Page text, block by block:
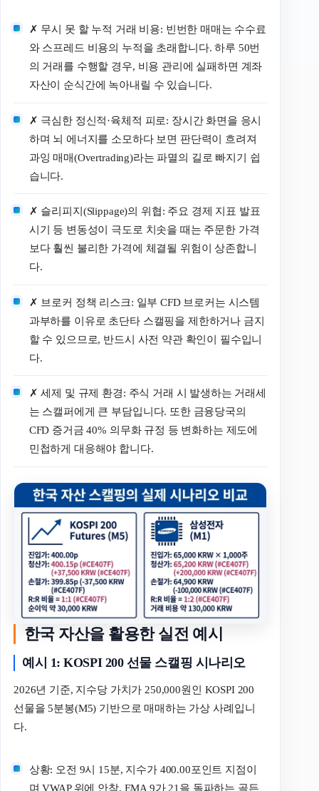
✗ 무시 못 할 누적 거래 비용: 빈번한 매매는 수수료
와 스프레드 비용의 누적을 초래합니다. 하루 50번
의 거래를 수행할 경우, 비용 관리에 실패하면 계좌
자산이 순식간에 녹아내릴 수 있습니다.
✗ 극심한 정신적·육체적 피로: 장시간 화면을 응시
하며 뇌 에너지를 소모하다 보면 판단력이 흐려져
과잉 매매(Overtrading)라는 파멸의 길로 빠지기 쉽
습니다.
✗ 슬리피지(Slippage)의 위협: 주요 경제 지표 발표
시기 등 변동성이 극도로 치솟을 때는 주문한 가격
보다 훨씬 불리한 가격에 체결될 위험이 상존합니
다.
✗ 브로커 정책 리스크: 일부 CFD 브로커는 시스템
과부하를 이유로 초단타 스캘핑을 제한하거나 금지
할 수 있으므로, 반드시 사전 약관 확인이 필수입니
다.
✗ 세제 및 규제 환경: 주식 거래 시 발생하는 거래세
는 스캘퍼에게 큰 부담입니다. 또한 금융당국의
CFD 증거금 40% 의무화 규정 등 변화하는 제도에
민첩하게 대응해야 합니다.
한국 자산을 활용한 실전 예시
예시 1: KOSPI 200 선물 스캘핑 시나리오
2026년 기준, 지수당 가치가 250,000원인 KOSPI 200
선물을 5분봉(M5) 기반으로 매매하는 가상 사례입니
다.
상황: 오전 9시 15분, 지수가 400.00포인트 지점이
며 VWAP 위에 안착. EMA 9가 21을 돌파하는 골든